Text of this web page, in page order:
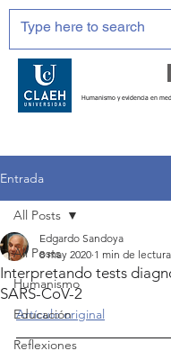
Humanismo y evidencia en
Entrada
All Posts
Humanismo
Educación
Reflexiones
All Posts
Interpretando tests
SARS-CoV-2
Edgardo Sandoya
8 may 2020 1 min de lectura
Artículo original